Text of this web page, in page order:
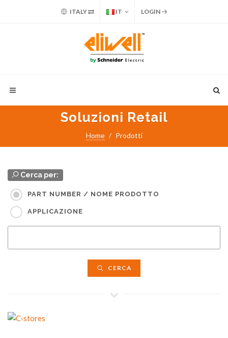
ITALY IT LOGIN
Soluzioni Retail
Home Prodotti
Cerca per:
PART NUMBER / NOME PRODOTTO
APPLICAZIONE
CERCA